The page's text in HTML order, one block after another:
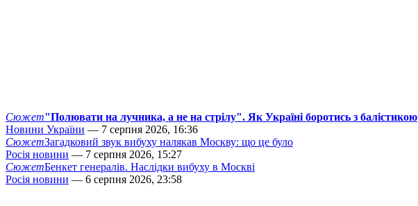
Сюжет"Полювати на лучника, а не на стрілу". Як Україні боротись з балістикою
Новини України — 7 серпня 2026, 16:36
СюжетЗагадковий звук вибуху налякав Москву: що це було
Росія новини — 7 серпня 2026, 15:27
СюжетБенкет генералів. Наслідки вибуху в Москві
Росія новини — 6 серпня 2026, 23:58